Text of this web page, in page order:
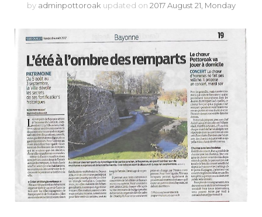
by adminpottoroak updated on 2017 August 21, Monday